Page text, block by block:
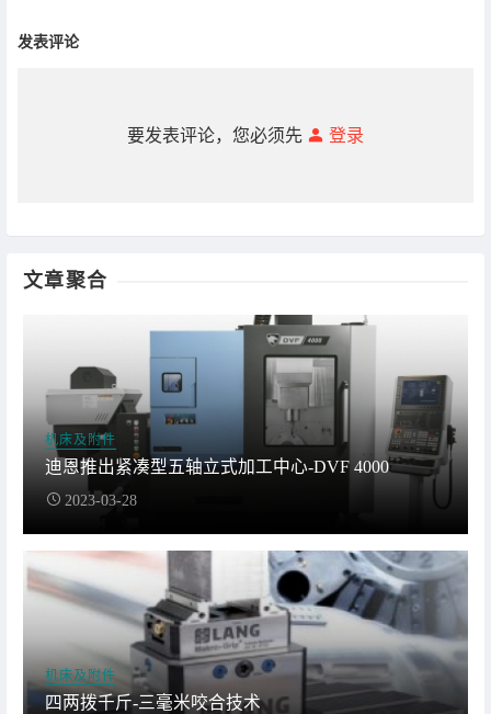
发表评论
要发表评论，您必须先 登录
文章聚合
机床及附件
迪恩推出紧凑型五轴立式加工中心-DVF 4000
2023-03-28
机床及附件
四两拨千斤-三毫米咬合技术